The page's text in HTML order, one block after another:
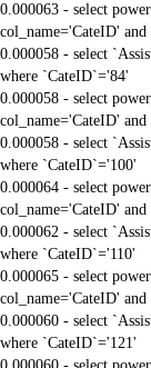
0.000063 - select
col_name='CateID'
0.000058 - select
where `CateID`='84'
0.000058 - select
col_name='CateID'
0.000058 - select
where `CateID`='100'
0.000064 - select
col_name='CateID'
0.000062 - select
where `CateID`='110'
0.000065 - select
col_name='CateID'
0.000060 - select
where `CateID`='121'